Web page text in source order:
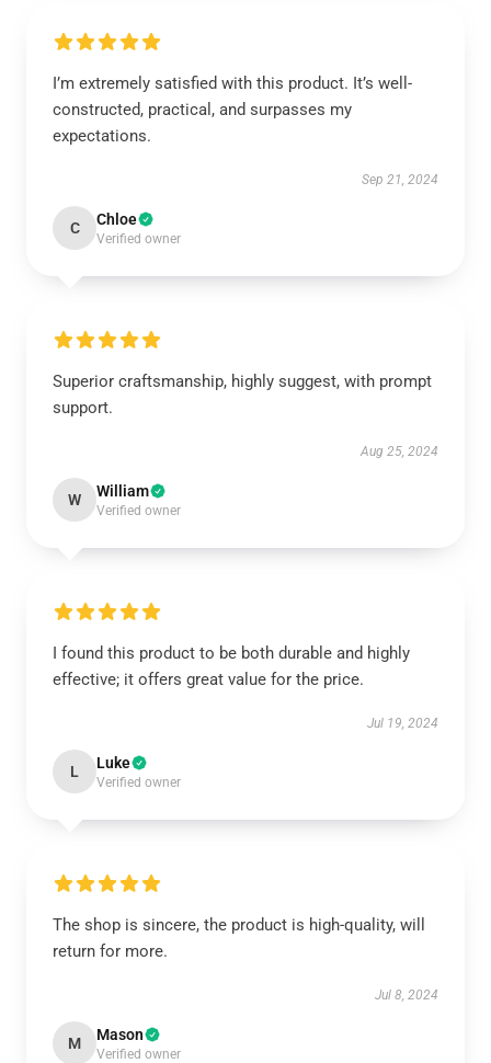
I’m extremely satisfied with this product. It’s well-
constructed, practical, and surpasses my
expectations.
Sep 21, 2024
C Chloe
Verified owner
Superior craftsmanship, highly suggest, with prompt
support.
Aug 25, 2024
W William
Verified owner
I found this product to be both durable and highly
effective; it offers great value for the price.
Jul 19, 2024
L Luke
Verified owner
The shop is sincere, the product is high-quality, will
return for more.
Jul 8, 2024
M Mason
Verified owner